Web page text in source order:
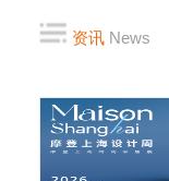
资讯News